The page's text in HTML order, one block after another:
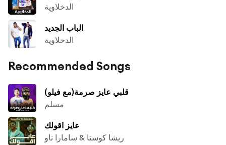
الدخلاوية
الباب الجديد
الدخلاوية
Recommended Songs
قلبي عايز صرمة(مع فيلو)
مسلم
عايز اقولك
ريشا كوستا & سامارا ناو